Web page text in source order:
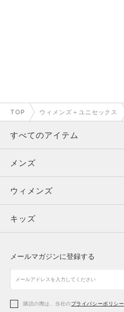
TOP ウィメンズ＋ユニセックス
すべてのアイテム
メンズ
ウィメンズ
キッズ
アクセサリー
メンズ
トップス
ボトムス
アクセサリー
ウィメンズ
トップス
シューズ
アクセサリー
キッズ
シューズ
メールマガジンに登録する
購読の際は、当社のプライバシーポリシー